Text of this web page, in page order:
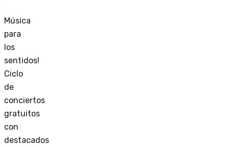
Música
para
los
sentidos!
Ciclo
de
conciertos
gratuitos
con
destacados